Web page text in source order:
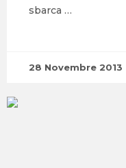
sbarca …
28 Novembre 2013